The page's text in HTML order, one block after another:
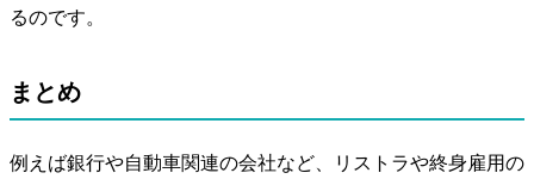
るのです。
まとめ
例えば銀行や自動車関連の会社など、リストラや終身雇用の